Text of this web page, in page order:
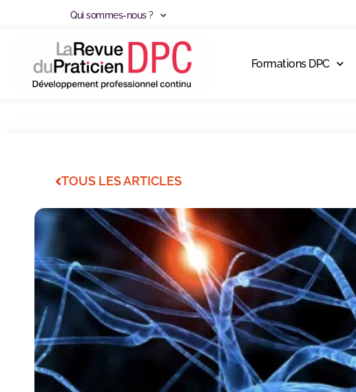
Qui sommes-nous ?
Formations DPC
TOUS LES ARTICLES